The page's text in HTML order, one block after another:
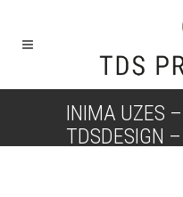
INIMA UZES
TDSDESIGN